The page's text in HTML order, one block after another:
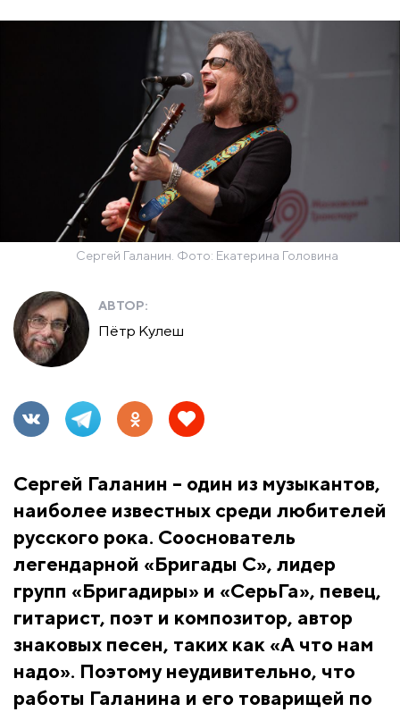
Сергей Галанин. Фото: Екатерина Головина
АВТОР:
Пётр Кулеш
Сергей Галанин – один из музыкантов,
наиболее известных среди любителей
русского рока. Сооснователь
легендарной «Бригады С», лидер
групп «Бригадиры» и «СерьГа», певец,
гитарист, поэт и композитор, автор
знаковых песен, таких как «А что нам
надо». Поэтому неудивительно, что
работы Галанина и его товарищей по